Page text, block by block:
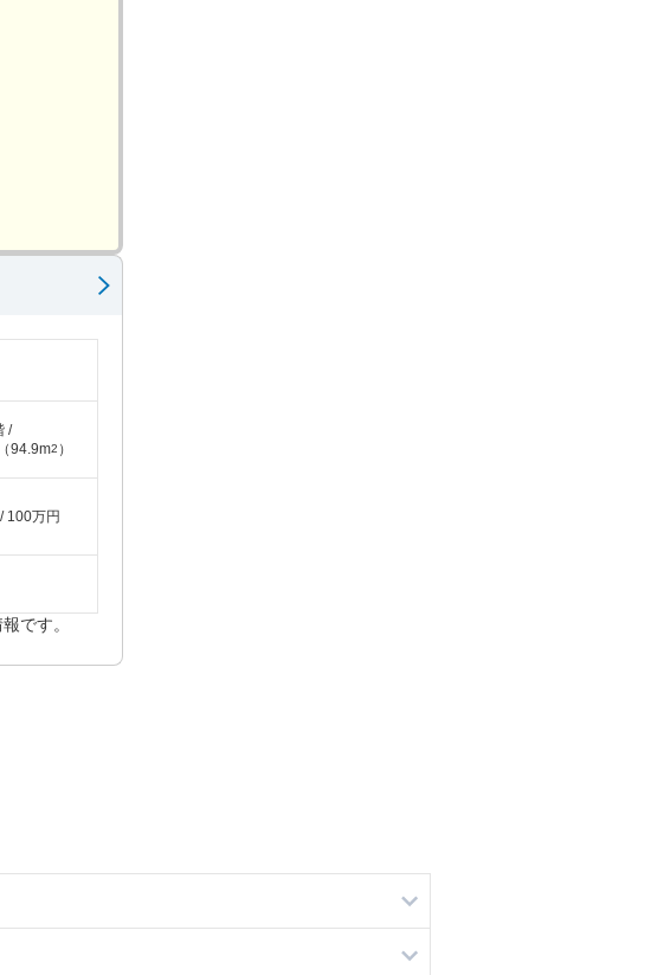
/
（94.9m2 ）
100万円
です。